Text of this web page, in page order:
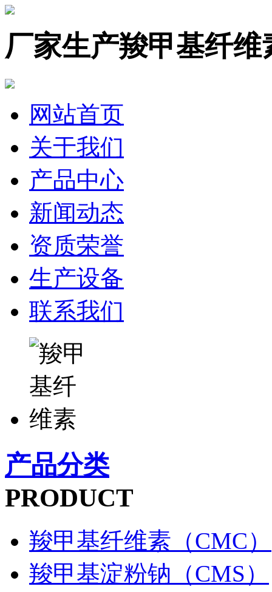
厂家生产羧甲基纤
网站首页
关于我们
产品中心
新闻动态
资质荣誉
生产设备
联系我们
产品分类
PRODUCT
羧甲基纤维素（CMC）
羧甲基淀粉钠（CMS）